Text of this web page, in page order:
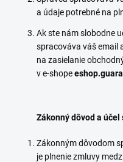
a údaje potrebné na
Ak ste nám slobodne
spracováva váš email
na zasielanie
v e-shope
Zákonný dôvod a
Zákonným dôvodom
je plnenie zmluvy